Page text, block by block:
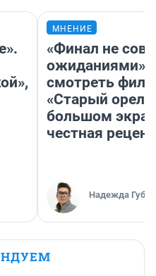
МНЕНИЕ
«Финал не
ожиданиями»:
смотреть
«Старый орел»
большом
честная
Надежда